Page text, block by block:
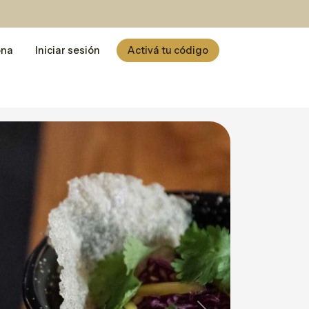
Iniciar sesión Activá tu código